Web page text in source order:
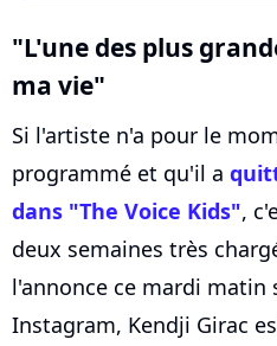
"L'une des plus
ma vie"
Si l'artiste n'a pour le
programmé et qu'il a
dans "The Voice Kids",
deux semaines très
l'annonce ce mardi matin
Instagram, Kendji Girac